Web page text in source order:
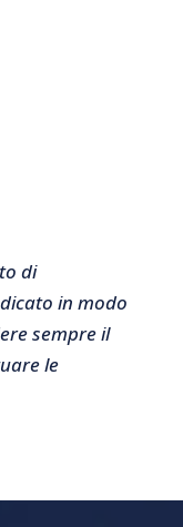
di
in modo
sempre il
le